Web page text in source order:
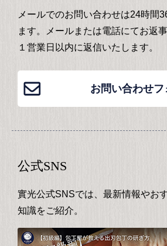
メールでのお問い合わせは24時間
ます。メールまたは電話にてお返
１営業日以内に返信いたします。
お問い合わせフ
公式SNS
實光公式SNSでは、最新情報やお
知識をご紹介。